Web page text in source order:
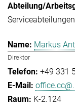
Serviceabteilungen
Markus
Direktor
+49 331
K-2.124